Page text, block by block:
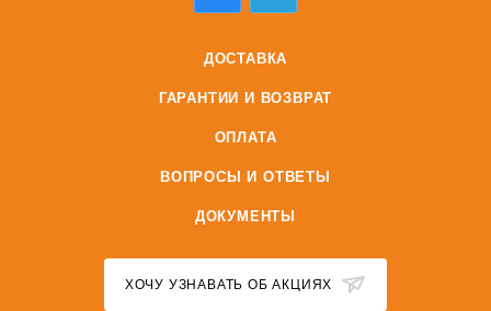
ДОСТАВКА
ГАРАНТИИ И ВОЗВРАТ
ОПЛАТА
ВОПРОСЫ И ОТВЕТЫ
ДОКУМЕНТЫ
ХОЧУ УЗНАВАТЬ ОБ АКЦИЯХ